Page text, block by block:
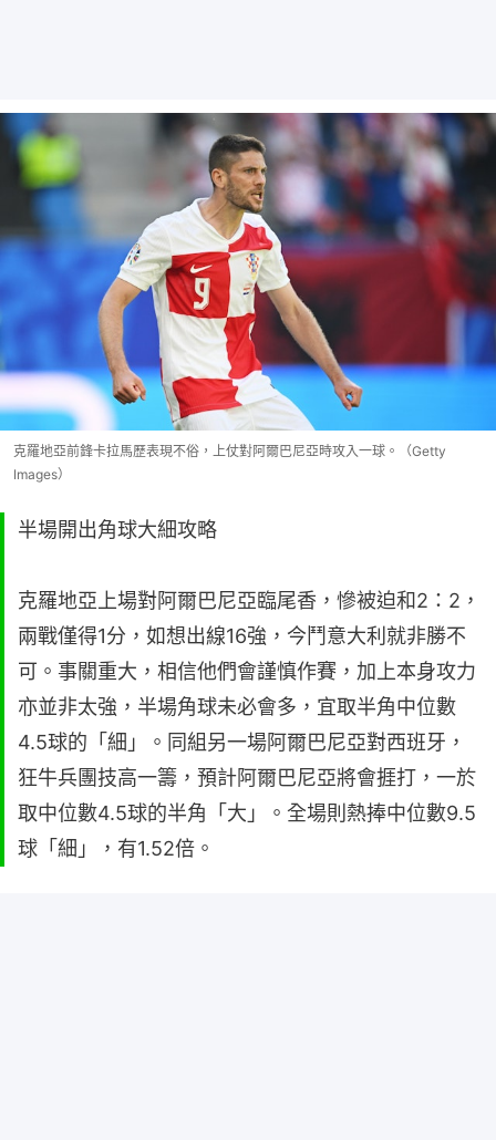
克羅地亞前鋒卡拉馬歷表現不俗，上仗對阿爾巴尼亞時攻入一球。（Getty
Images）
半場開出角球大細攻略
克羅地亞上場對阿爾巴尼亞臨尾香，慘被迫和2：2，
兩戰僅得1分，如想出線16強，今鬥意大利就非勝不
可。事關重大，相信他們會謹慎作賽，加上本身攻力
亦並非太強，半場角球未必會多，宜取半角中位數
4.5球的「細」。同組另一場阿爾巴尼亞對西班牙，
狂牛兵團技高一籌，預計阿爾巴尼亞將會捱打，一於
取中位數4.5球的半角「大」。全場則熱捧中位數9.5
球「細」，有1.52倍。